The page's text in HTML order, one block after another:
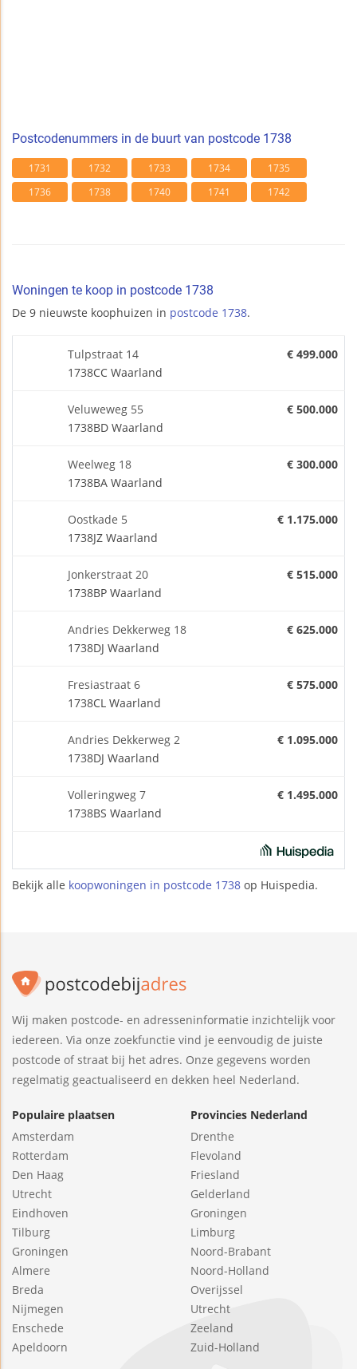
Postcodenummers in de buurt van postcode 1738
1731 1732 1733 1734
1735
1736
1738 1740 1741 1742
Woningen te koop in postcode 1738
De 9 nieuwste koophuizen in postcode 1738.
Tulpstraat 14
1738CC Waarland
€ 499.000
Veluweweg 55
1738BD Waarland
€ 500.000
Weelweg 18
1738BA Waarland
€ 300.000
Oostkade 5
1738JZ Waarland
€ 1.175.000
Jonkerstraat 20
1738BP Waarland
€ 515.000
Andries Dekkerweg 18
1738DJ Waarland
€ 625.000
Fresiastraat 6
1738CL Waarland
€ 575.000
Andries Dekkerweg 2
1738DJ Waarland
€ 1.095.000
Volleringweg 7
1738BS Waarland
€ 1.495.000
Bekijk alle koopwoningen in postcode 1738 op Huispedia.
Wij maken postcode- en adresseninformatie inzichtelijk voor
iedereen. Via onze zoekfunctie vind je eenvoudig de juiste
postcode of straat bij het adres. Onze gegevens worden
regelmatig geactualiseerd en dekken heel Nederland.
Populaire plaatsen
Amsterdam
Rotterdam
Den Haag
Utrecht
Eindhoven
Tilburg
Groningen
Almere
Breda
Nijmegen
Enschede
Apeldoorn
Provincies Nederland
Drenthe
Flevoland
Friesland
Gelderland
Groningen
Limburg
Noord-Brabant
Noord-Holland
Overijssel
Utrecht
Zeeland
Zuid-Holland